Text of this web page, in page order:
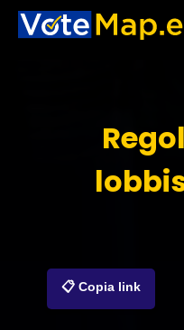
📋 Copia link